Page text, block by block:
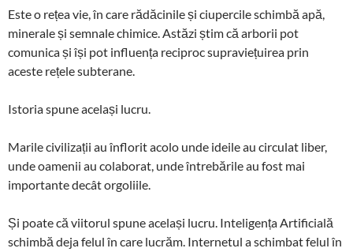
Este o rețea vie, în care rădăcinile și ciupercile schimbă apă,
minerale și semnale chimice. Astăzi știm că arborii pot
comunica și își pot influența reciproc supraviețuirea prin
aceste rețele subterane.
Istoria spune același lucru.
Marile civilizații au înflorit acolo unde ideile au circulat liber,
unde oamenii au colaborat, unde întrebările au fost mai
importante decât orgoliile.
Și poate că viitorul spune același lucru. Inteligența Artificială
schimbă deja felul în care lucrăm. Internetul a schimbat felul în